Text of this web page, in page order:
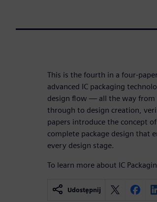
This is the fourth in a four-
advanced IC packaging
design flow — all the way from
through to design creation,
papers introduce the concept
complete package design that
every design stage.
To learn more about IC
Udostępnij